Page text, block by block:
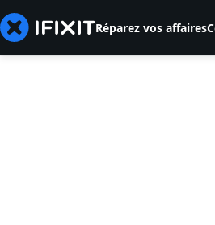
Réparez vos affaires